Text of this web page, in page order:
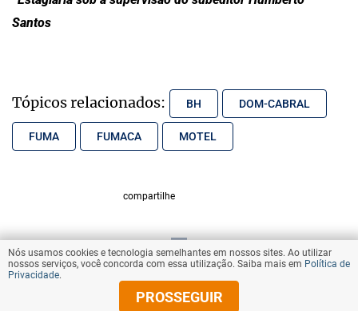
Santos
Tópicos relacionados: BH DOM-CABRAL
FUMA FUMACA MOTEL
compartilhe
VOLTAR AO TOPO
© Copyright 2025 Diários Associados
Nós usamos cookies e tecnologia semelhantes em nossos sites. Ao utilizar
nossos serviços, você concorda com essa utilização. Saiba mais em Política de
Privacidade.
PROSSEGUIR